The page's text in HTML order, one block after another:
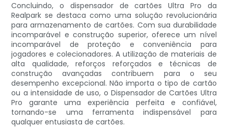
Concluindo, o dispensador de cartões Ultra Pro da
Realpark se destaca como uma solução revolucionária
para armazenamento de cartões. Com sua durabilidade
incomparável e construção superior, oferece um nível
incomparável de proteção e conveniência para
jogadores e colecionadores. A utilização de materiais de
alta qualidade, reforços reforçados e técnicas de
construção avançadas contribuem para o seu
desempenho excepcional. Não importa o tipo de cartão
ou a intensidade de uso, o Dispensador de Cartões Ultra
Pro garante uma experiência perfeita e confiável,
tornando-se uma ferramenta indispensável para
qualquer entusiasta de cartões.